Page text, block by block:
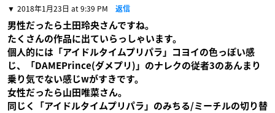
2018年1月23日 at 9:39 PM 返信
男性だったら土田玲央さんですね。
たくさんの作品に出ていらっしゃいます。
個人的には「アイドルタイムプリパラ」コヨイの色っぽい感
じ、「DAMEPrince(ダメプリ)」のナレクの従者3のあんまり
乗り気でない感じwがすきです。
女性だったら山田唯菜さん。
同じく「アイドルタイムプリパラ」のみちる/ミーチルの切り替